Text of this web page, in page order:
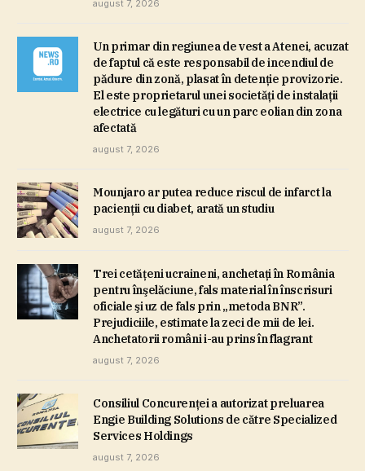
august 7, 2026
Un primar din regiunea de vest a Atenei, acuzat
de faptul că este responsabil de incendiul de
pădure din zonă, plasat în detenţie provizorie.
El este proprietarul unei societăţi de instalaţii
electrice cu legături cu un parc eolian din zona
afectată
august 7, 2026
Mounjaro ar putea reduce riscul de infarct la
pacienţii cu diabet, arată un studiu
august 7, 2026
Trei cetăţeni ucraineni, anchetaţi în România
pentru înşelăciune, fals material în înscrisuri
oficiale şi uz de fals prin „metoda BNR”.
Prejudiciile, estimate la zeci de mii de lei.
Anchetatorii români i-au prins în flagrant
august 7, 2026
Consiliul Concurenţei a autorizat preluarea
Engie Building Solutions de către Specialized
Services Holdings
august 7, 2026